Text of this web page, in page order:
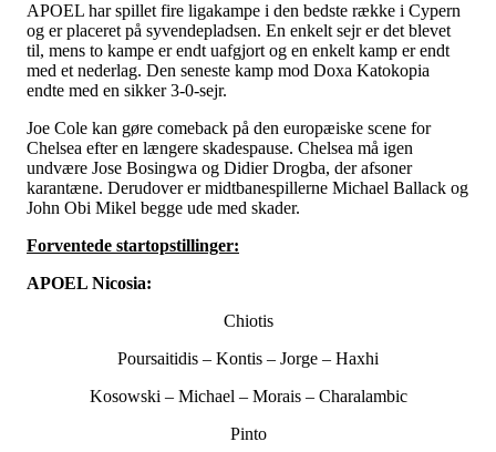
APOEL har spillet fire ligakampe i den bedste række i Cypern
og er placeret på syvendepladsen. En enkelt sejr er det blevet
til, mens to kampe er endt uafgjort og en enkelt kamp er endt
med et nederlag. Den seneste kamp mod Doxa Katokopia
endte med en sikker 3-0-sejr.
Joe Cole kan gøre comeback på den europæiske scene for
Chelsea efter en længere skadespause. Chelsea må igen
undvære Jose Bosingwa og Didier Drogba, der afsoner
karantæne. Derudover er midtbanespillerne Michael Ballack og
John Obi Mikel begge ude med skader.
Forventede startopstillinger:
APOEL Nicosia:
Chiotis
Poursaitidis – Kontis – Jorge – Haxhi
Kosowski – Michael – Morais – Charalambic
Pinto